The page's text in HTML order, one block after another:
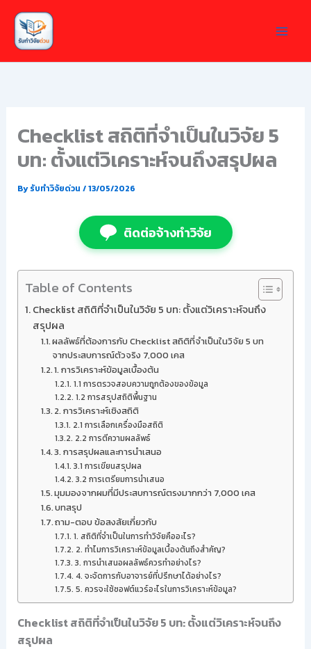
Skip
content
Checklist สถิติที่จำเป็นในวิจัย 5
บท: ตั้งแต่วิเคราะห์จนถึงสรุปผล
Byรับทำวิจัยด่วน /13/05/2026
ติดต่อจ้างทำวิจัย
Table of Contents
Checklist สถิติที่จำเป็นในวิจัย 5 บท: ตั้งแต่วิเคราะห์จนถึง
สรุปผล
ผลลัพธ์ที่ต้องการกับ Checklist สถิติที่จำเป็นในวิจัย 5 บท
จากประสบการณ์ตัวจริง 7,000 เคส
1. การวิเคราะห์ข้อมูลเบื้องต้น
1.1 การตรวจสอบความถูกต้องของข้อมูล
1.2 การสรุปสถิติพื้นฐาน
2. การวิเคราะห์เชิงสถิติ
2.1 การเลือกเครื่องมือสถิติ
2.2 การตีความผลลัพธ์
3. การสรุปผลและการนำเสนอ
3.1 การเขียนสรุปผล
3.2 การเตรียมการนำเสนอ
มุมมองจากผมที่มีประสบการณ์ตรงมากกว่า 7,000 เคส
บทสรุป
ถาม-ตอบ ข้อสงสัยเกี่ยวกับ
1. สถิติที่จำเป็นในการทำวิจัยคืออะไร?
2. ทำไมการวิเคราะห์ข้อมูลเบื้องต้นถึงสำคัญ?
3. การนำเสนอผลลัพธ์ควรทำอย่างไร?
4. จะจัดการกับอาจารย์ที่ปรึกษาได้อย่างไร?
5. ควรจะใช้ซอฟต์แวร์อะไรในการวิเคราะห์ข้อมูล?
Checklist สถิติที่จำเป็นในวิจัย 5 บท: ตั้งแต่วิเคราะห์จนถึง
สรุปผล